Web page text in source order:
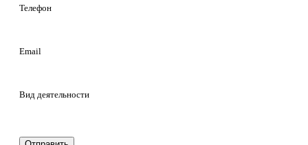
Телефон
Email
Вид деятельности